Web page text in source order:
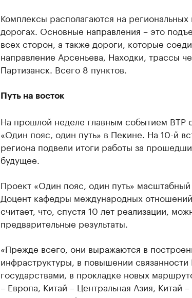
Комплексы располагаются на
дорогах. Основные направления – это
всех сторон, а также дороги, которые
направление Арсеньева, Находки, трассы
Партизанск. Всего 8 пунктов.
Путь на восток
На прошлой неделе главным событием ВТР
«Один пояс, один путь» в Пекине. На 10-й
региона подвели итоги работы за
будущее.
Проект «Один пояс, один путь» масштабный
Доцент кафедры международных
считает, что, спустя 10 лет реализации,
предварительные результаты.
«Прежде всего, они выражаются в
инфраструктуры, в повышении
государствами, в прокладке новых
– Европа, Китай – Центральная Азия, Китай